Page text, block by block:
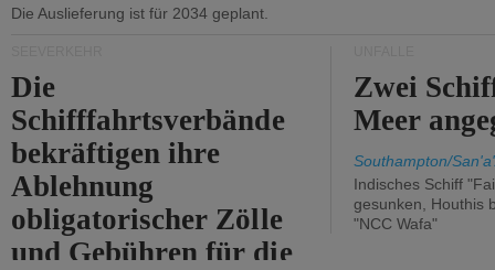
Die Auslieferung ist für 2034 geplant.
Die
Schifffahrtsverbände
bekräftigen ihre
Ablehnung
obligatorischer Zölle
und Gebühren für die
Zwei
Meer
Southampton/
Indisches Schiff
gesunken, Houthis
"NCC Wafa"